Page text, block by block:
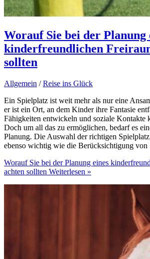
Worauf Sie bei der Planung
kinderfreundlichen
sollten
Allgemein /Reise ins Glück
Ein Spielplatz ist weit mehr als nur eine
er ist ein Ort, an dem Kinder ihre Fantasie
Fähigkeiten entwickeln und soziale Kontakte
Doch um all das zu ermöglichen, bedarf es
Planung. Die Auswahl der richtigen
ebenso wichtig wie die Berücksichtigung von
Worauf Sie bei der Planung eines
achten sollten Weiterlesen »